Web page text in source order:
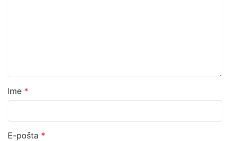
Ime *
E-pošta *